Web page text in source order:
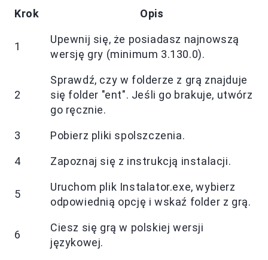
Krok Opis
1
Upewnij się, że posiadasz najnowszą
wersję gry (minimum 3.130.0).
2
Sprawdź, czy w folderze z grą znajduje
się folder "ent". Jeśli go brakuje, utwórz
go ręcznie.
3 Pobierz pliki spolszczenia.
4 Zapoznaj się z instrukcją instalacji.
5
Uruchom plik Instalator.exe, wybierz
odpowiednią opcję i wskaź folder z grą.
6
Ciesz się grą w polskiej wersji
językowej.